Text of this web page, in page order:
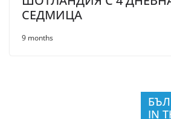
СЕДМИЦА
9 months
IN